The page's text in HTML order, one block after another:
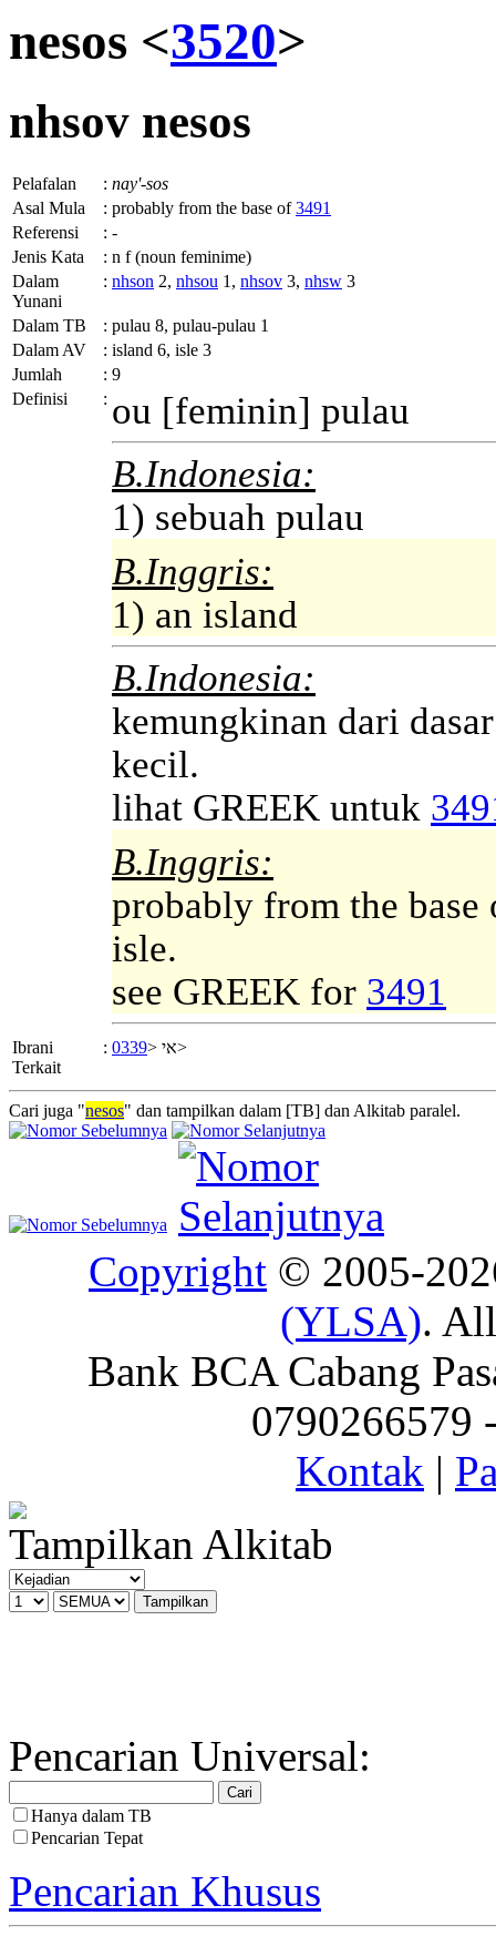
nesos <3520>
nhsov nesos
Pelafalan : nay'-sos
Asal Mula
: probably from the base of3491
Referensi
: -
Jenis Kata
: n f (noun feminime)
Dalam
Yunani
: nhson 2, nhsou 1, nhsov 3, nhsw 3
Dalam TB : pulau 8, pulau-pulau 1
Dalam AV
: island 6, isle 3
Jumlah
: 9
Definisi
: ou [feminin] pulau
B.Indonesia:
1) sebuah pulau
B.Inggris:
1) an island
B.Indonesia:
kemungkinan dari
kecil.
lihat GREEK untuk
B.Inggris:
probably from the
isle.
see GREEK for 3491
Ibrani
Terkait
: אי <0339 >
Cari juga "nesos" dan tampilkan dalam [TB] dan Alkitab paralel.
Copyright © 2005-
(YLSA).
Bank BCA Cabang
0790266579
Kontak |
Tampilkan Alkitab
Pencarian Universal:
Hanya dalam TB
Pencarian Tepat
Pencarian Khusus